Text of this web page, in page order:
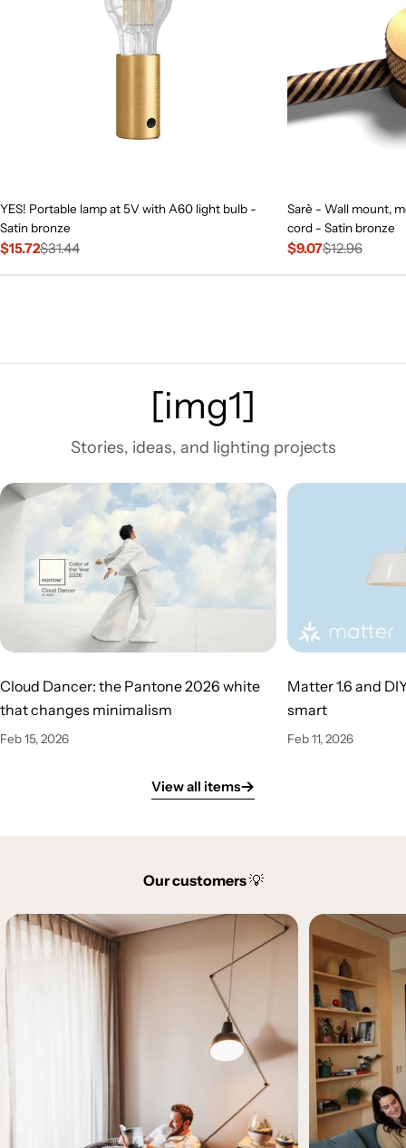
YES! Portable lamp at 5V with A60 light bulb -
Satin bronze
Sale
price
$15.72
Regular
price
$31.44
Sarè - Wall mount,
cord - Satin bronze
Sale
price
$9.07
Regular
price
$12.96
[img1]
Stories, ideas, and lighting projects
Cloud Dancer: the Pantone 2026 white
that changes minimalism
Feb 15, 2026
Matter 1.6 and
smart
Feb 11, 2026
View all items
Our customers💡